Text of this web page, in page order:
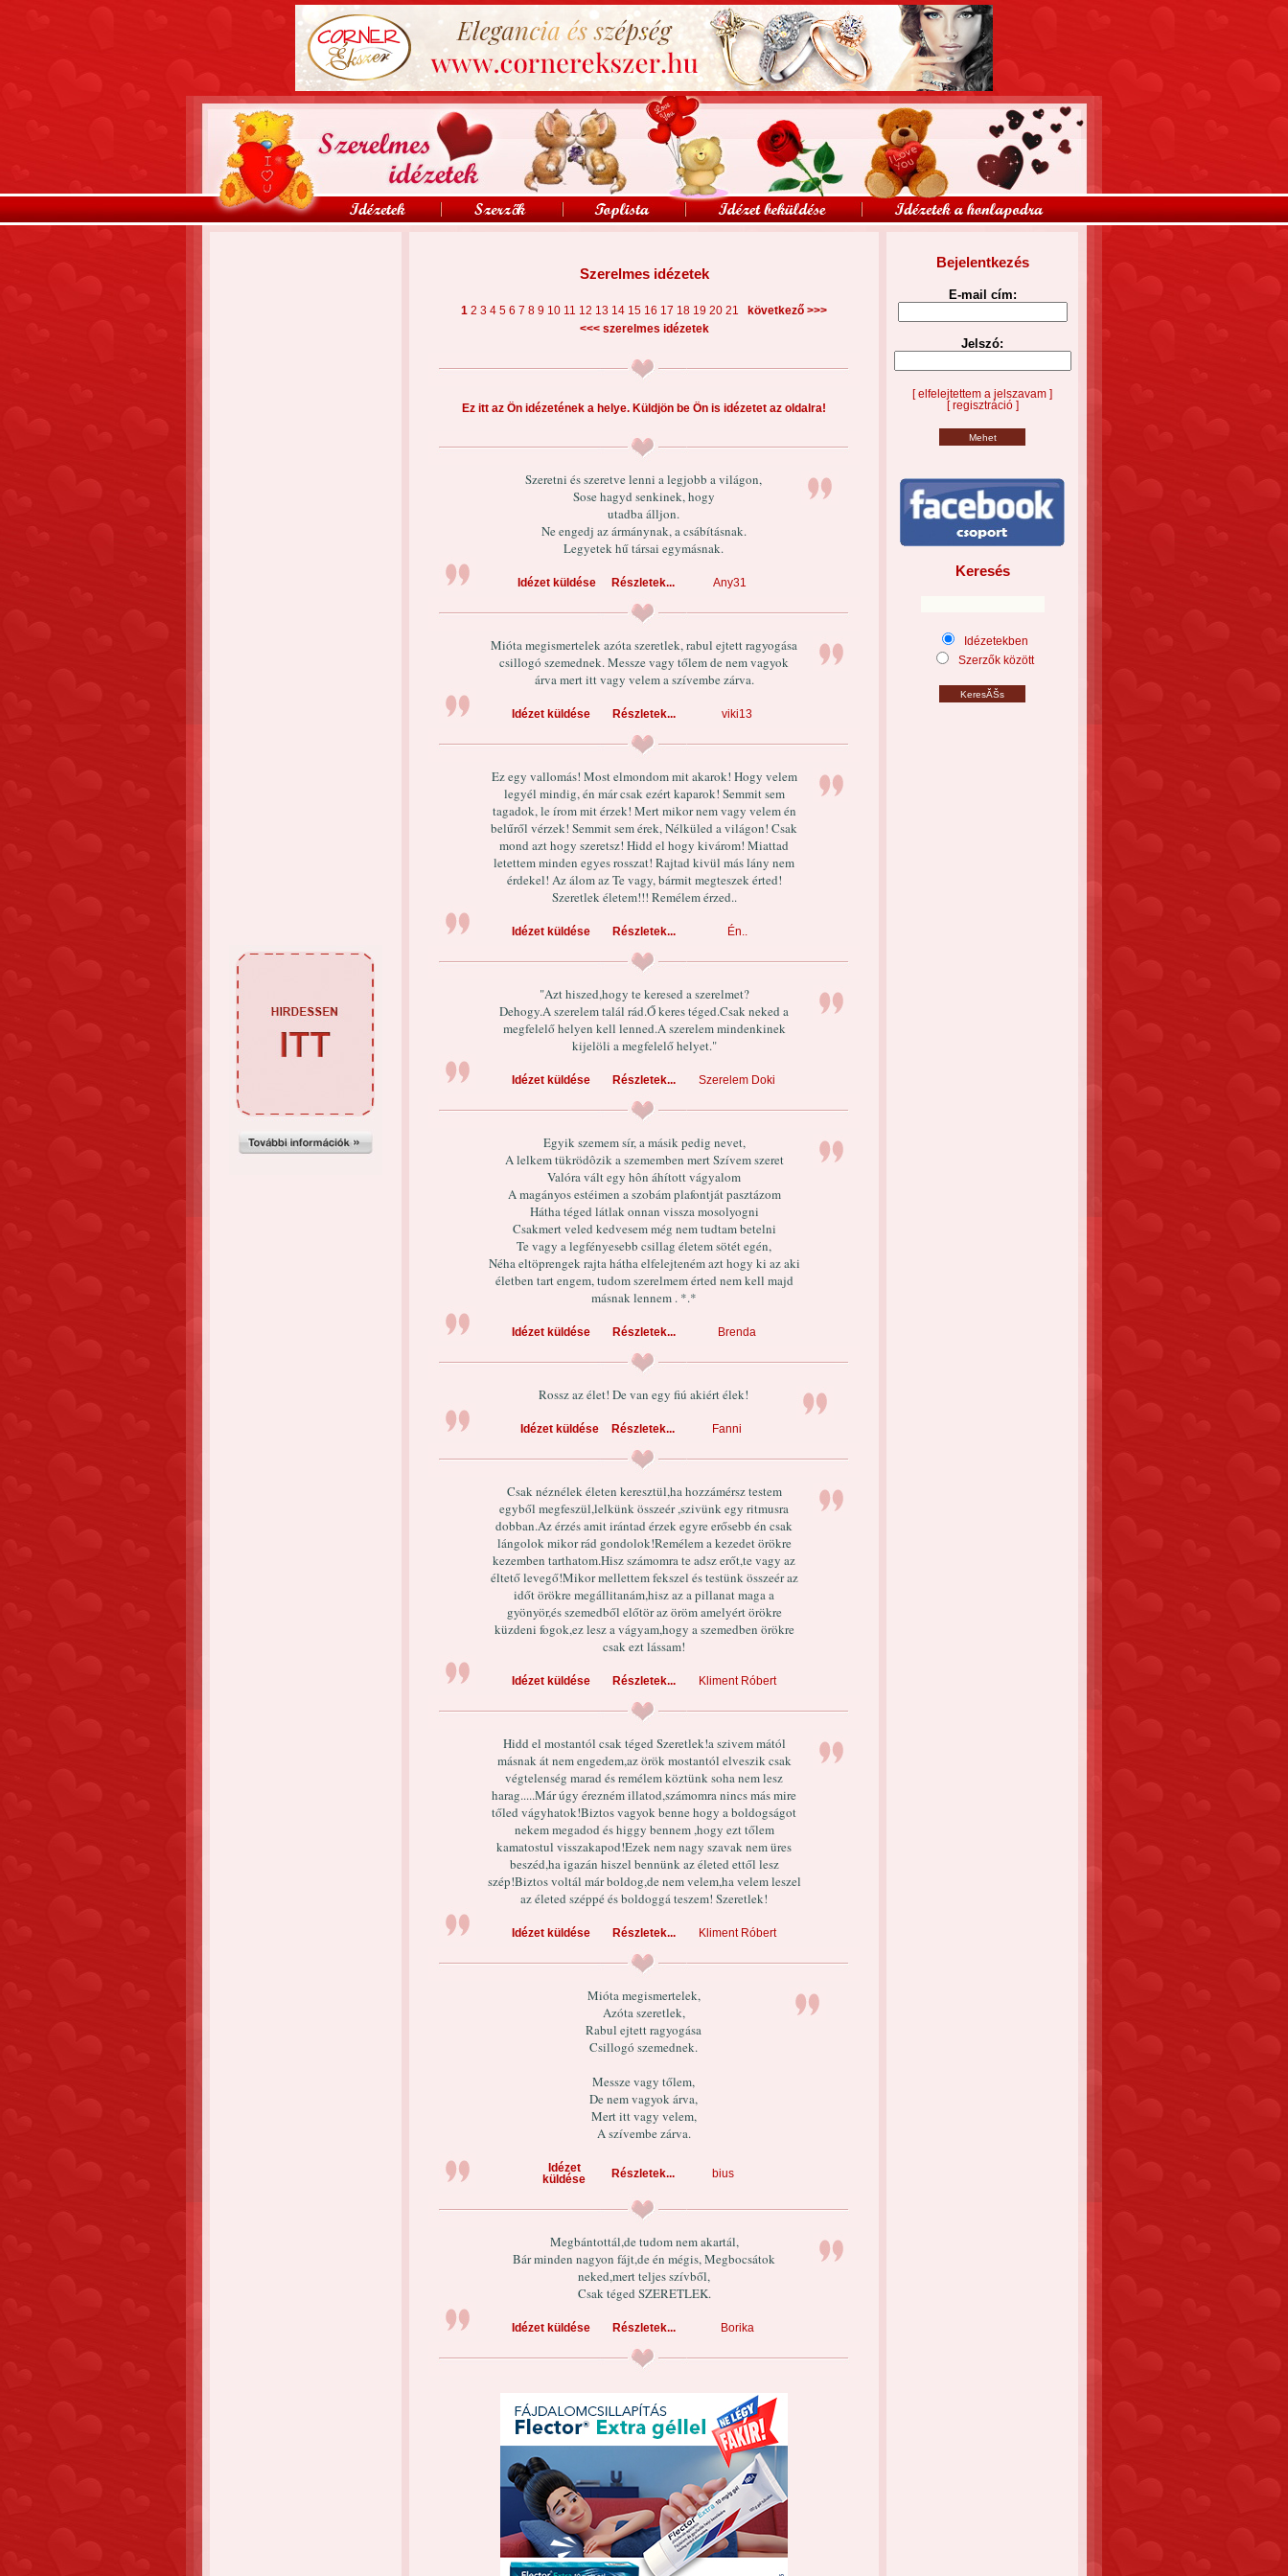
Szerelmes idézetek
1 2 3 4 5 6 7 8 9 10 11 12 13 14 15 16 17 18 19 20 21 következő >>>
<<< szerelmes idézetek
Ez itt az Ön idézetének a helye. Küldjön be Ön is idézetet az oldalra!
Szeretni és szeretve lenni a legjobb a világon,
Sose hagyd senkinek, hogy
utadba álljon.
Ne engedj az ármánynak, a csábításnak.
Legyetek hű társai egymásnak.
Idézet küldése Részletek... Any31
Mióta megismertelek azóta szeretlek, rabul ejtett ragyogása
csillogó szemednek. Messze vagy tőlem de nem vagyok
árva mert itt vagy velem a szívembe zárva.
Idézet küldése Részletek... viki13
Ez egy vallomás! Most elmondom mit akarok! Hogy velem
legyél mindig, én már csak ezért kaparok! Semmit sem
tagadok, le írom mit érzek! Mert mikor nem vagy velem én
belűről vérzek! Semmit sem érek, Nélküled a világon! Csak
mond azt hogy szeretsz! Hidd el hogy kivárom! Miattad
letettem minden egyes rosszat! Rajtad kivül más lány nem
érdekel! Az álom az Te vagy, bármit megteszek érted!
Szeretlek életem!!! Remélem érzed..
Idézet küldése Részletek... Én..
"Azt hiszed,hogy te keresed a szerelmet?
Dehogy.A szerelem talál rád.Ő keres téged.Csak neked a
megfelelő helyen kell lenned.A szerelem mindenkinek
kijelöli a megfelelő helyet."
Idézet küldése Részletek... Szerelem Doki
Egyik szemem sír, a másik pedig nevet,
A lelkem tükrödôzik a szememben mert Szívem szeret
Valóra vált egy hôn áhított vágyalom
A magányos estéimen a szobám plafontját pasztázom
Hátha téged látlak onnan vissza mosolyogni
Csakmert veled kedvesem még nem tudtam betelni
Te vagy a legfényesebb csillag életem sötét egén,
Néha eltöprengek rajta hátha elfelejteném azt hogy ki az aki
életben tart engem, tudom szerelmem érted nem kell majd
másnak lennem . *.*
Idézet küldése Részletek... Brenda
Rossz az élet! De van egy fiú akiért élek!
Idézet küldése Részletek... Fanni
Csak néznélek életen keresztül,ha hozzámérsz testem
egyből megfeszül,lelkünk összeér ,szivünk egy ritmusra
dobban.Az érzés amit irántad érzek egyre erősebb én csak
lángolok mikor rád gondolok!Remélem a kezedet örökre
kezemben tarthatom.Hisz számomra te adsz erőt,te vagy az
éltető levegő!Mikor mellettem fekszel és testünk összeér az
időt örökre megállitanám,hisz az a pillanat maga a
gyönyör,és szemedből előtör az öröm amelyért örökre
küzdeni fogok,ez lesz a vágyam,hogy a szemedben örökre
csak ezt lássam!
Idézet küldése Részletek... Kliment Róbert
Hidd el mostantól csak téged Szeretlek!a szivem mától
másnak át nem engedem,az örök mostantól elveszik csak
végtelenség marad és remélem köztünk soha nem lesz
harag.....Már úgy érezném illatod,számomra nincs más mire
tőled vágyhatok!Biztos vagyok benne hogy a boldogságot
nekem megadod és higgy bennem ,hogy ezt tőlem
kamatostul visszakapod!Ezek nem nagy szavak nem üres
beszéd,ha igazán hiszel bennünk az életed ettől lesz
szép!Biztos voltál már boldog,de nem velem,ha velem leszel
az életed széppé és boldoggá teszem! Szeretlek!
Idézet küldése Részletek... Kliment Róbert
Mióta megismertelek,
Azóta szeretlek,
Rabul ejtett ragyogása
Csillogó szemednek.
Messze vagy tőlem,
De nem vagyok árva,
Mert itt vagy velem,
A szívembe zárva.
Idézet
küldése
Részletek... bius
Megbántottál,de tudom nem akartál,
Bár minden nagyon fájt,de én mégis, Megbocsátok
neked,mert teljes szívből,
Csak téged SZERETLEK.
Idézet küldése Részletek... Borika
Bejelentkezés
E-mail cím:
Jelszó:
[ elfelejtettem a jelszavam ]
[ regisztráció ]
Keresés
Idézetekben
Szerzők között